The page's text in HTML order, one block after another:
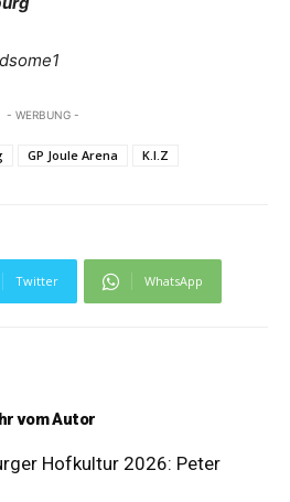
- WERBUNG -
GP Joule Arena K.I.Z
Twitter WhatsApp
vom Autor
Hofkultur 2026: Peter